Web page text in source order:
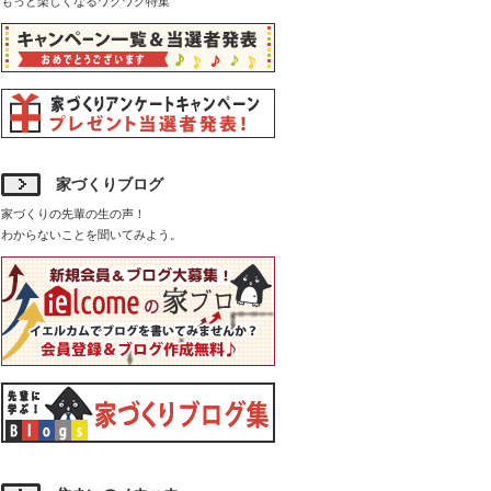
家づくりブログ
家づくりの先輩の生の声！
わからないことを聞いてみよう。